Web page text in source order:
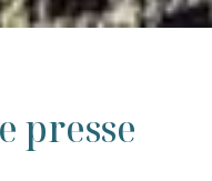
presse